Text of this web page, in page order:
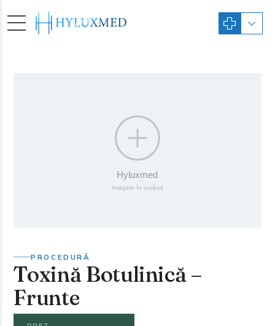
PROCEDURĂ
Toxină Botulinică –
Frunte